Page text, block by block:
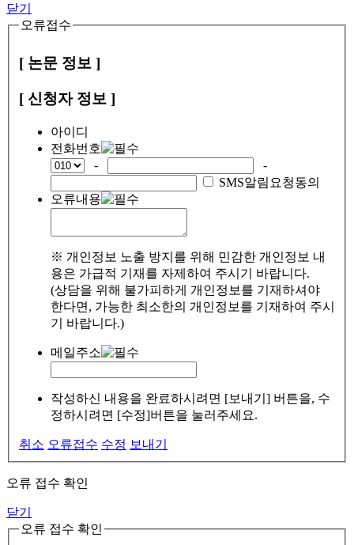
닫기
오류접수
[ 논문 정보 ]
[ 신청자 정보 ]
아이디
전화번호
-
-
SMS알림요청동의
오류내용
※ 개인정보 노출 방지를 위해 민감한 개인정보 내
용은 가급적 기재를 자제하여 주시기 바랍니다.
(상담을 위해 불가피하게 개인정보를 기재하셔야
한다면, 가능한 최소한의 개인정보를 기재하여 주시
기 바랍니다.)
메일주소
작성하신 내용을 완료하시려면 [보내기] 버튼을, 수
정하시려면 [수정]버튼을 눌러주세요.
취소 오류접수 수정 보내기
오류 접수 확인
닫기
오류 접수 확인